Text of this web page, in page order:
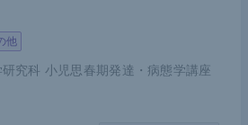
他
究科 小児思春期発達・病態学講座